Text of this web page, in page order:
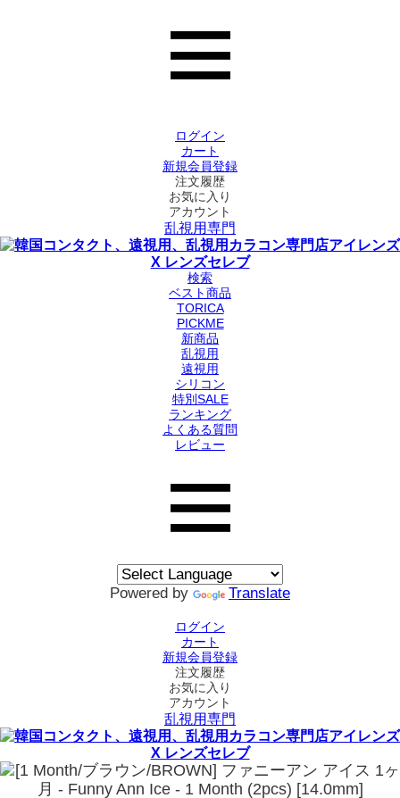
ログイン
カート
新規会員登録
注文履歴
お気に入り
アカウント
乱視用専門
検索
ベスト商品
TORICA
PICKME
新商品
乱視用
遠視用
シリコン
特別SALE
ランキング
よくある質問
レビュー
Powered by Translate
ログイン
カート
新規会員登録
注文履歴
お気に入り
アカウント
乱視用専門